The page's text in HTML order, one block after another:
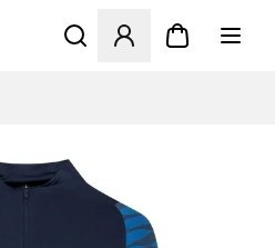
Åbner en Modal til at